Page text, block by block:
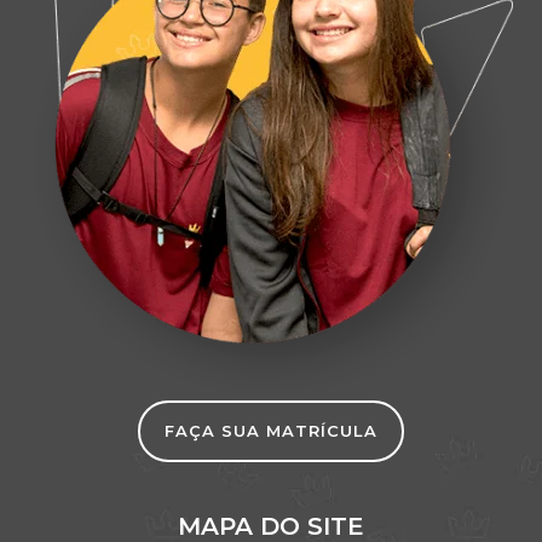
GRANDES DISCURSOS: DO NAVIO NEGREIRO
À PRINCESA ISABEL
MEMÓRIA DE TURMA: A ABÓBORA DA
CINDERELA, DO CHICO REI E DO INFANTIL 4
A MOSTRA DE ARTE DA GRACE ESTÁ
CHEGANDO!
AULA DE CAMPO: CASA DA LEITURA E
EXPOSIÇÃO NO MUSEU
NOTÍCIA DE TURMA: MASSINHA DO INFANTIL
NOTÍCIA DE TURMA: FUTEBOL AMERICANO
RELATO DE MEMÓRIA: ADAPTAÇÃO COM O
CORAÇÃO
FAÇA SUA MATRÍCULA
MAPA DO SITE